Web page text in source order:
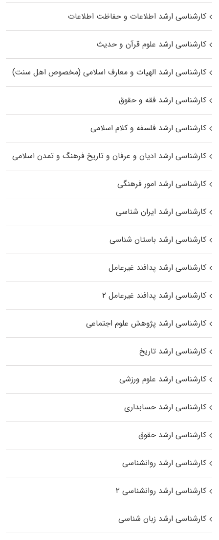
کارشناسی ارشد اطلاعات و حفاظت اطلاعات
کارشناسی ارشد علوم قرآن و حدیث
کارشناسی ارشد الهیات و معارف اسلامی (مخصوص اهل سنت)
کارشناسی ارشد فقه و حقوق
کارشناسی ارشد فلسفه و کلام اسلامی
کارشناسی ارشد ادیان و عرفان و تاریخ فرهنگ و تمدن اسلامی
کارشناسی ارشد امور فرهنگی
کارشناسی ارشد ایران شناسی
کارشناسی ارشد باستان شناسی
کارشناسی ارشد پدافند غیرعامل
کارشناسی ارشد پدافند غیرعامل ۲
کارشناسی ارشد پژوهش علوم اجتماعی
کارشناسی ارشد تاریخ
کارشناسی ارشد علوم ورزشی
کارشناسی ارشد حسابداری
کارشناسی ارشد حقوق
کارشناسی ارشد روانشناسی
کارشناسی ارشد روانشناسی ۲
کارشناسی ارشد زبان شناسی